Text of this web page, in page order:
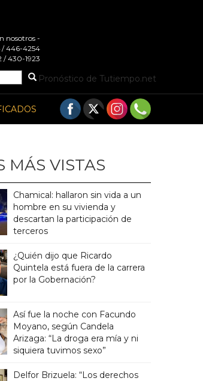
nosotros -
/ 446-4254
/ 430-1923
Pronóstico de Tutiempo.net
MÁS VISTAS
Chamical: hallaron sin vida a un
hombre en su vivienda y
descartan la participación de
terceros
¿Quién dijo que Ricardo
Quintela está fuera de la carrera
por la Gobernación?
Así fue la noche con Facundo
Moyano, según Candela
Arizaga: “La droga era mía y ni
siquiera tuvimos sexo”
Delfor Brizuela: “Los derechos